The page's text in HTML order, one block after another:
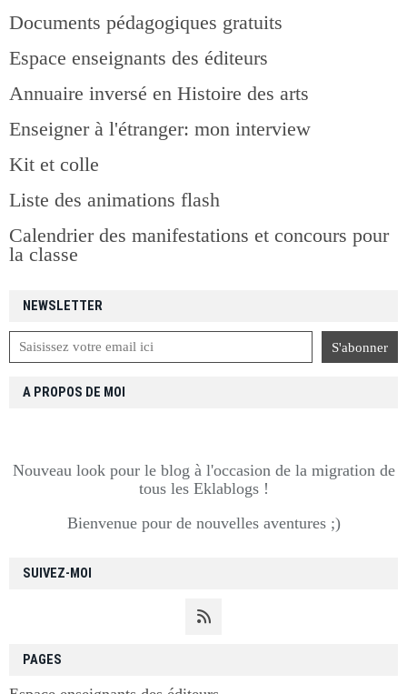
NEWSLETTER
SUIVEZ-MOI
PAGES
Documents pédagogiques gratuits
Espace enseignants des éditeurs
Annuaire inversé en Histoire des arts
Enseigner à l'étranger: mon interview
Kit et colle
Liste des animations flash
Calendrier des manifestations et concours pour
la classe
A PROPOS DE MOI
Nouveau look pour le blog à l'occasion de la migration de
tous les Eklablogs !
Bienvenue pour de nouvelles aventures ;)